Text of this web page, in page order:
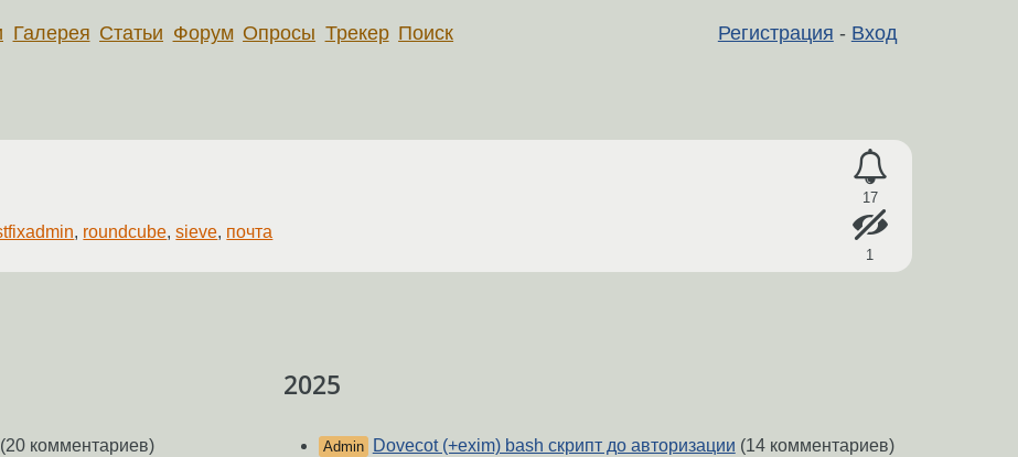
Регистрация - Вход
Галерея Статьи Форум Опросы Трекер Поиск
17
1
, roundcube,sieve, почта
(20 комментариев)
2025
Admin Dovecot (+exim) bash скрипт до авторизации (14 комментариев)